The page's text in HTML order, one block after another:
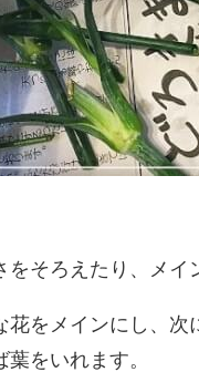
をそろえたり、メイ
花をメインにし、
をいれます。